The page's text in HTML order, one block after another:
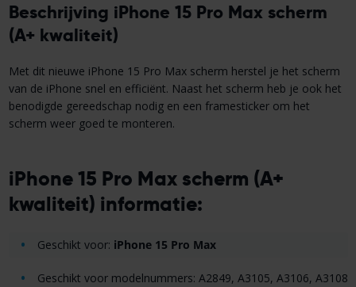
Beschrijving iPhone 15 Pro Max scherm
(A+ kwaliteit)
Met dit nieuwe iPhone 15 Pro Max scherm herstel je het scherm
van de iPhone snel en efficiënt. Naast het scherm heb je ook het
benodigde gereedschap nodig en een framesticker om het
scherm weer goed te monteren.
iPhone 15 Pro Max scherm (A+
kwaliteit) informatie:
Geschikt voor: iPhone 15 Pro Max
Geschikt voor modelnummers: A2849, A3105, A3106, A3108